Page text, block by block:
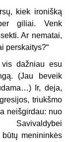
kiek ironišką
giliai. Venk
Ar nematai,
perskaitys?“
dažniau esu
(Jau beveik
Ir, deja,
triukšmo
neišgirdau: nuo
menininkės